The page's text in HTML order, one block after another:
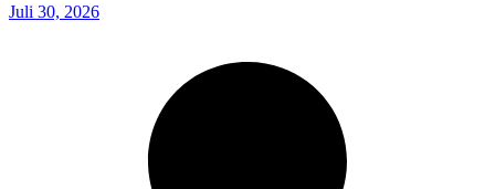
Juli 30, 2026